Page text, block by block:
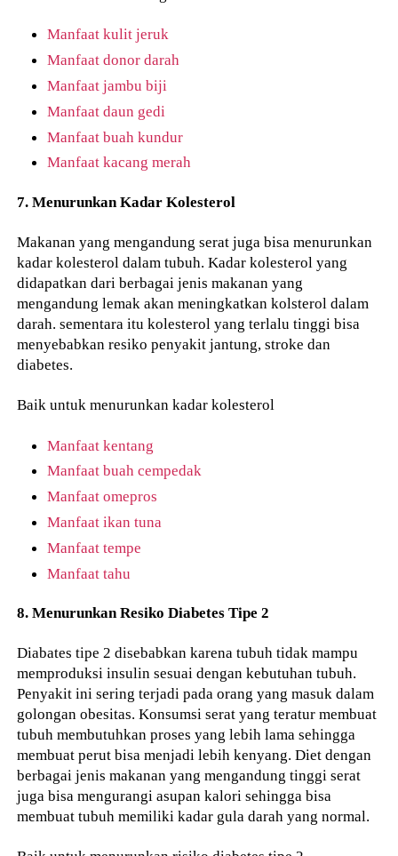
Manfaat kulit jeruk
Manfaat donor darah
Manfaat jambu biji
Manfaat daun gedi
Manfaat buah kundur
Manfaat kacang merah
7. Menurunkan Kadar Kolesterol
Makanan yang mengandung serat juga bisa menurunkan
kadar kolesterol dalam tubuh. Kadar kolesterol yang
didapatkan dari berbagai jenis makanan yang
mengandung lemak akan meningkatkan kolsterol dalam
darah. sementara itu kolesterol yang terlalu tinggi bisa
menyebabkan resiko penyakit jantung, stroke dan
diabetes.
Baik untuk menurunkan kadar kolesterol
Manfaat kentang
Manfaat buah cempedak
Manfaat omepros
Manfaat ikan tuna
Manfaat tempe
Manfaat tahu
8. Menurunkan Resiko Diabetes Tipe 2
Diabates tipe 2 disebabkan karena tubuh tidak mampu
memproduksi insulin sesuai dengan kebutuhan tubuh.
Penyakit ini sering terjadi pada orang yang masuk dalam
golongan obesitas. Konsumsi serat yang teratur membuat
tubuh membutuhkan proses yang lebih lama sehingga
membuat perut bisa menjadi lebih kenyang. Diet dengan
berbagai jenis makanan yang mengandung tinggi serat
juga bisa mengurangi asupan kalori sehingga bisa
membuat tubuh memiliki kadar gula darah yang normal.